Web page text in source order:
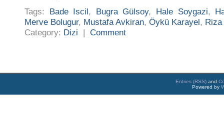
Tags: Bade Iscil, Bugra Gülsoy, Hale Soygazi,
Merve Bolugur, Mustafa Avkiran, Öykü Karayel,
Category: Dizi | Comment
Entries (RSS) and
Powered by